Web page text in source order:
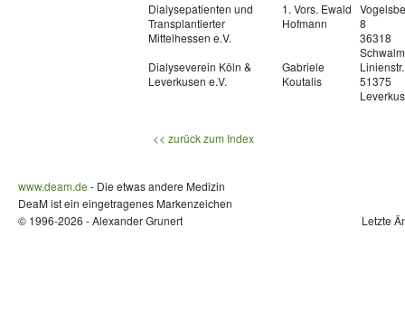
Dialysepatienten und
Transplantierter
Mittelhessen e.V.
1. Vors. Ewald
Hofmann
8
36318
Dialyseverein Köln &
Leverkusen e.V.
Gabriele
Koutalis
51375
<< zurück zum Index
www.deam.de - Die etwas andere Medizin
DeaM ist ein eingetragenes Markenzeichen
© 1996-2026 - Alexander Grunert
Letzte